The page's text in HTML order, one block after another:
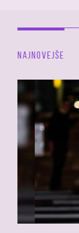
NAJNOVEJŠE